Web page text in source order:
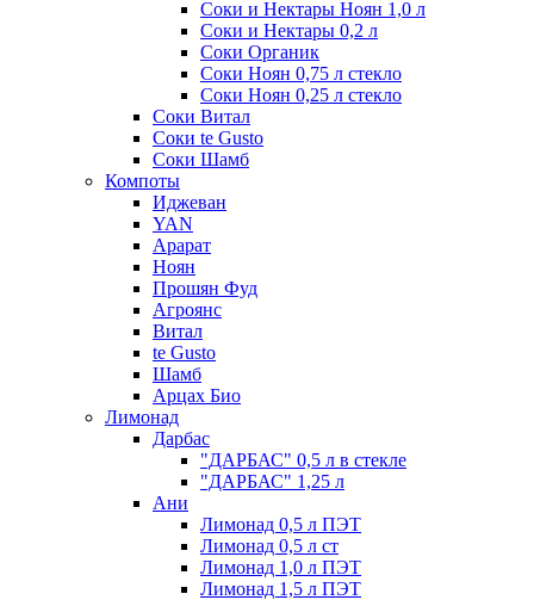
Соки и Нектары Ноян 1,0 л
Соки и Нектары 0,2 л
Соки Органик
Соки Ноян 0,75 л стекло
Соки Ноян 0,25 л стекло
Соки Витал
Соки te Gusto
Соки Шамб
Компоты
Иджеван
YAN
Арарат
Ноян
Прошян Фуд
Агроянс
Витал
te Gusto
Шамб
Арцах Био
Лимонад
Дарбас
"ДАРБАС" 0,5 л в стекле
"ДАРБАС" 1,25 л
Ани
Лимонад 0,5 л ПЭТ
Лимонад 0,5 л ст
Лимонад 1,0 л ПЭТ
Лимонад 1,5 л ПЭТ